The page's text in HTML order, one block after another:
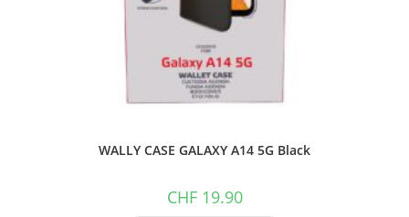
WALLY CASE GALAXY A14 5G Black
CHF19.90